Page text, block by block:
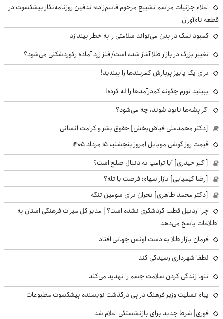
اعلام جزئیات مراسم تشییع مرحوم قاسم‌زاده؛ تدفین روزنامه‌نگار پیشکسوت در
قطعه نام‌آوران
کمبود نمک در بدن می‌تواند سلامتی را به خطر بیندازد
تغییر بزرگ در بازار طلا آغاز شده است/ فلز زرد آماده رکوردشکنی می‌شود؟
برای یک پاییز پربارش کمربندها را ببندید!
ببینید تورم چگونه کم‌درآمدها را له کرده!
اگر پشه‌ها نابود شوند، چه می‌شود؟
[دکتر محمدعلی فیاض‌بخش] حقوق بشر و کرامت انسانی
قیمت روز گوشی موبایل امروز پنجشنبه ۱۵ مرداد ۱۴۰۵
[اکبر حیدری] آیا ترامپ به دنبال صلح است؟
[رضا کیمیایی] بازار سهام؛ فرصت یا تله؟
[دکتر محمد طاهری] بحران برای سومین تنگه
چرا اردبیل قطب گردشگری نشده است؟ | مدیر کل میراث فرهنگی استان به
اطلاعات پاسخ می‌دهد
فرمان بازار طلا به دست اونس جهانی افتاد
لطفا شهرداری رسیدگی کند
تنها زندگی کردن سلامت جسم را تهدید می‌کند
پیام تسلیت وزیر فرهنگ در پی درگذشت نویسنده پیشکسوت مطبوعات
فوری| شرط جدید برای بازنشستگی اعلام شد